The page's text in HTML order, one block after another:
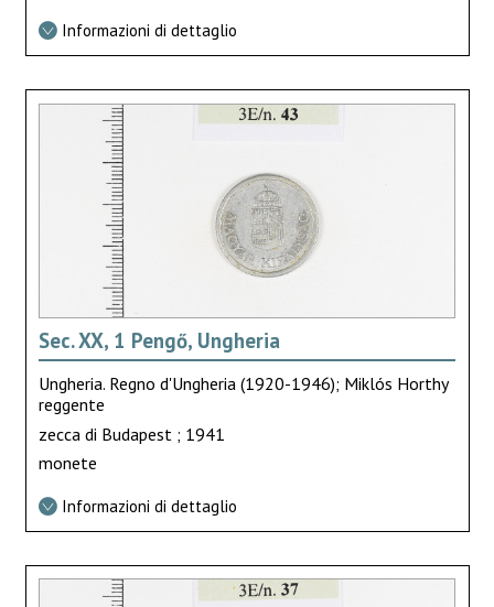
Informazioni di dettaglio
Sec. XX, 1 Pengő, Ungheria
Ungheria. Regno d'Ungheria (1920-1946); Miklós Horthy
reggente
zecca di Budapest ; 1941
monete
Informazioni di dettaglio